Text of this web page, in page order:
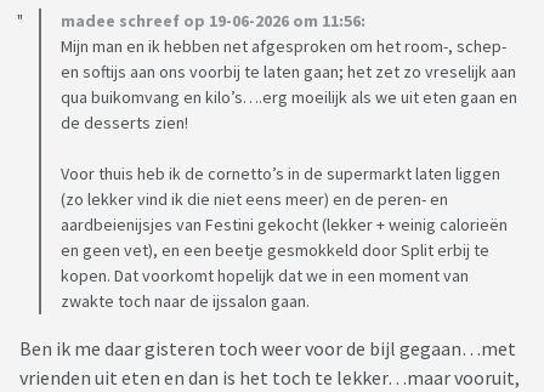
madee schreef op 19-06-2026 om 11:56:
Mijn man en ik hebben net afgesproken om het room-, schep-
en softijs aan ons voorbij te laten gaan; het zet zo vreselijk aan
qua buikomvang en kilo’s….erg moeilijk als we uit eten gaan en
de desserts zien!
Voor thuis heb ik de cornetto’s in de supermarkt laten liggen
(zo lekker vind ik die niet eens meer) en de peren- en
aardbeienijsjes van Festini gekocht (lekker + weinig calorieën
en geen vet), en een beetje gesmokkeld door Split erbij te
kopen. Dat voorkomt hopelijk dat we in een moment van
zwakte toch naar de ijssalon gaan.
Ben ik me daar gisteren toch weer voor de bijl gegaan…met
vrienden uit eten en dan is het toch te lekker…maar vooruit,